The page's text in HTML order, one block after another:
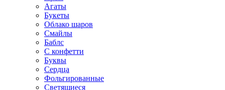
Агаты
Букеты
Облако шаров
Смайлы
Баблс
С конфетти
Буквы
Сердца
Фольгированные
Светящиеся